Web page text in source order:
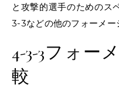
と攻撃的選手のためのス
3-3などの他のフォーメー
4-3-3フォー
較